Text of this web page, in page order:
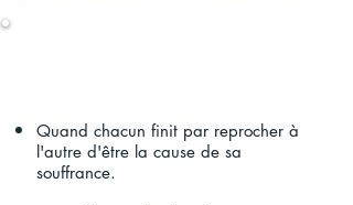
Quand chacun finit par reprocher à
l'autre d'être la cause de sa
souffrance.